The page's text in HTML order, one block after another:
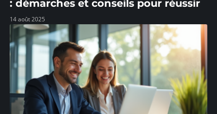
: démarches et conseils pour réussir
14 août 2025